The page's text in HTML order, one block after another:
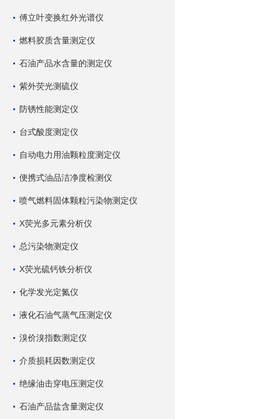
傅立叶变换红外光谱仪
燃料胶质含量测定仪
石油产品水含量的测定仪
紫外荧光测硫仪
防锈性能测定仪
台式酸度测定仪
自动电力用油颗粒度测定仪
便携式油品洁净度检测仪
喷气燃料固体颗粒污染物测定仪
X荧光多元素分析仪
总污染物测定仪
X荧光硫钙铁分析仪
化学发光定氮仪
液化石油气蒸气压测定仪
溴价溴指数测定仪
介质损耗因数测定仪
绝缘油击穿电压测定仪
石油产品盐含量测定仪